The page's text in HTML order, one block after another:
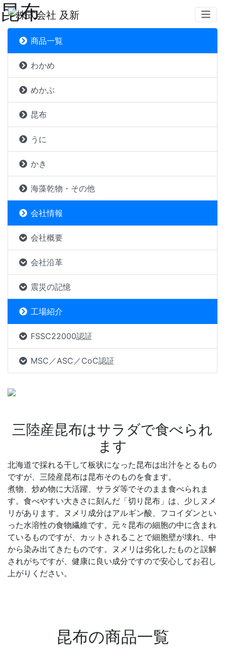
昆布
商品一覧
わかめ
めかぶ
昆布
うに
かき
海藻乾物・その他
会社情報
会社概要
会社沿革
震災の記憶
工場紹介
FSSC22000認証
MSC／ASC／CoC認証
三陸産昆布はサラダで食べられ
ます
北海道で採れる干して板状になった昆布は出汁をとるもの
ですが、三陸産昆布は昆布そのものを食ます。
煮物、炒め物に大活躍、サラダ等でそのまま食べられま
す。食べやすい大きさに刻んだ「切り昆布」は、少しヌメ
リがあります。ヌメリ成分はアルギン酸、フコイダンとい
った水溶性の食物繊維です。元々昆布の細胞の中に含まれ
ているものですが、カットされることで細胞壁が壊れ、中
から染み出てきたものです。ヌメリは劣化したものと誤解
されがちですが、健康に良い成分ですので安心してお召し
上がりください。
昆布の商品一覧